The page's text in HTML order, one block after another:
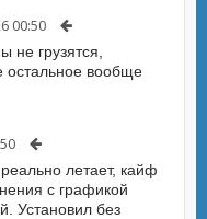
00:50
грузятся,
остальное вообще
летает, кайф
с графикой
Установил без